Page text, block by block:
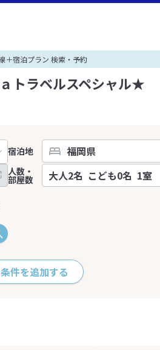
＋宿泊プラン 検索・予約
トラベルスペシャル★
宿泊地
人数・
部屋数
件を追加する